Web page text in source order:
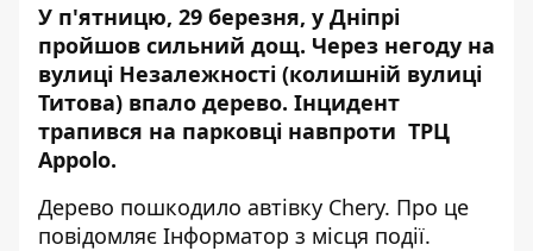
У п'ятницю, 29 березня, у Дніпрі
пройшов сильний дощ. Через негоду на
вулиці Незалежності (колишній вулиці
Титова) впало дерево. Інцидент
трапився на парковці навпроти ТРЦ
Appolo.
Дерево пошкодило автівку Chery. Про це
повідомляє Інформатор з місця події.